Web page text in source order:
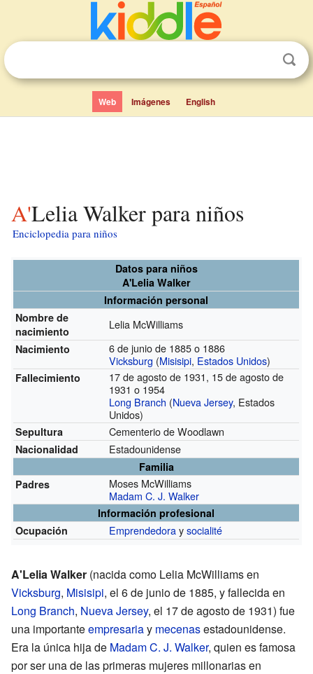
Web Imágenes English
A'Lelia Walker para niños
Enciclopedia para niños
Datos para niños
A'Lelia Walker
Información personal
Nombre de
nacimiento
Lelia McWilliams
Nacimiento
6 de junio de 1885 o 1886
Vicksburg (Misisipi, Estados Unidos)
Fallecimiento
17 de agosto de 1931, 15 de agosto de
1931 o 1954
Long Branch (Nueva Jersey, Estados
Unidos)
Sepultura Cementerio de Woodlawn
Nacionalidad Estadounidense
Familia
Padres
Moses McWilliams
Madam C. J. Walker
Información profesional
Ocupación
Emprendedoraysocialité
A'Lelia Walker (nacida como Lelia McWilliams en
Vicksburg, Misisipi, el 6 de junio de 1885, y fallecida en
Long Branch, Nueva Jersey, el 17 de agosto de 1931) fue
una importanteempresariay mecenasestadounidense.
Era la única hija de Madam C. J. Walker, quien es famosa
por ser una de las primeras mujeres millonarias en